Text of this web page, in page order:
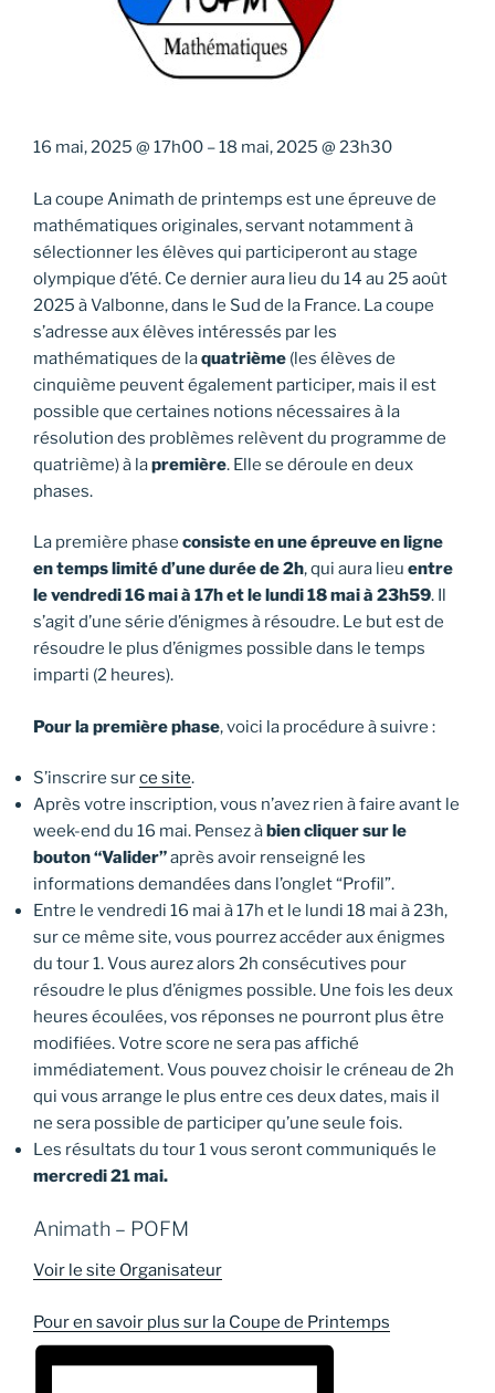
16 mai, 2025 @ 17h00 –18 mai, 2025 @ 23h30
La coupe Animath de printemps est une épreuve de
mathématiques originales, servant notamment à
sélectionner les élèves qui participeront au stage
olympique d’été. Ce dernier aura lieu du 14 au 25 août
2025 à Valbonne, dans le Sud de la France. La coupe
s’adresse aux élèves intéressés par les
mathématiques de laquatrième (les élèves de
cinquième peuvent également participer, mais il est
possible que certaines notions nécessaires à la
résolution des problèmes relèvent du programme de
quatrième) à lapremière. Elle se déroule en deux
phases.
La première phase consiste en une épreuve en ligne
en temps limité d’une durée de 2h, qui aura lieu entre
le vendredi 16 mai à 17h et le lundi 18 mai à 23h59. Il
s’agit d’une série d’énigmes à résoudre. Le but est de
résoudre le plus d’énigmes possible dans le temps
imparti (2 heures).
Pour la première phase, voici la procédure à suivre :
S’inscrire surce site.
Après votre inscription, vous n’avez rien à faire avant le
week-end du 16 mai. Pensez à bien cliquer sur le
bouton “Valider”après avoir renseigné les
informations demandées dans l’onglet “Profil”.
Entre le vendredi 16 mai à 17h et le lundi 18 mai à 23h,
sur ce même site, vous pourrez accéder aux énigmes
du tour 1. Vous aurez alors 2h consécutives pour
résoudre le plus d’énigmes possible. Une fois les deux
heures écoulées, vos réponses ne pourront plus être
modifiées. Votre score ne sera pas affiché
immédiatement. Vous pouvez choisir le créneau de 2h
qui vous arrange le plus entre ces deux dates, mais il
ne sera possible de participer qu’une seule fois.
Les résultats du tour 1 vous seront communiqués le
mercredi 21 mai.
Animath – POFM
Voir le site Organisateur
Pour en savoir plus sur la Coupe de Printemps